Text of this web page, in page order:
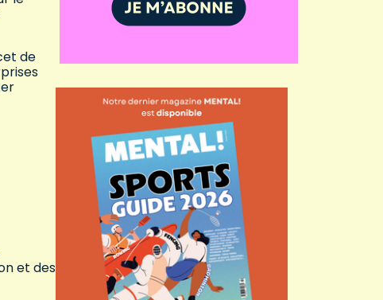
de
et des